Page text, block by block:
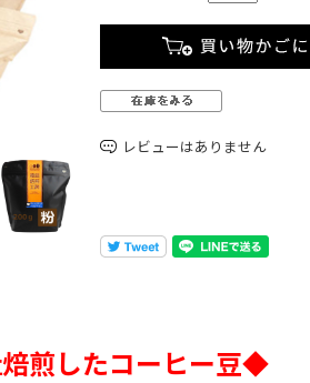
レビューはありません
煎したコーヒー豆◆